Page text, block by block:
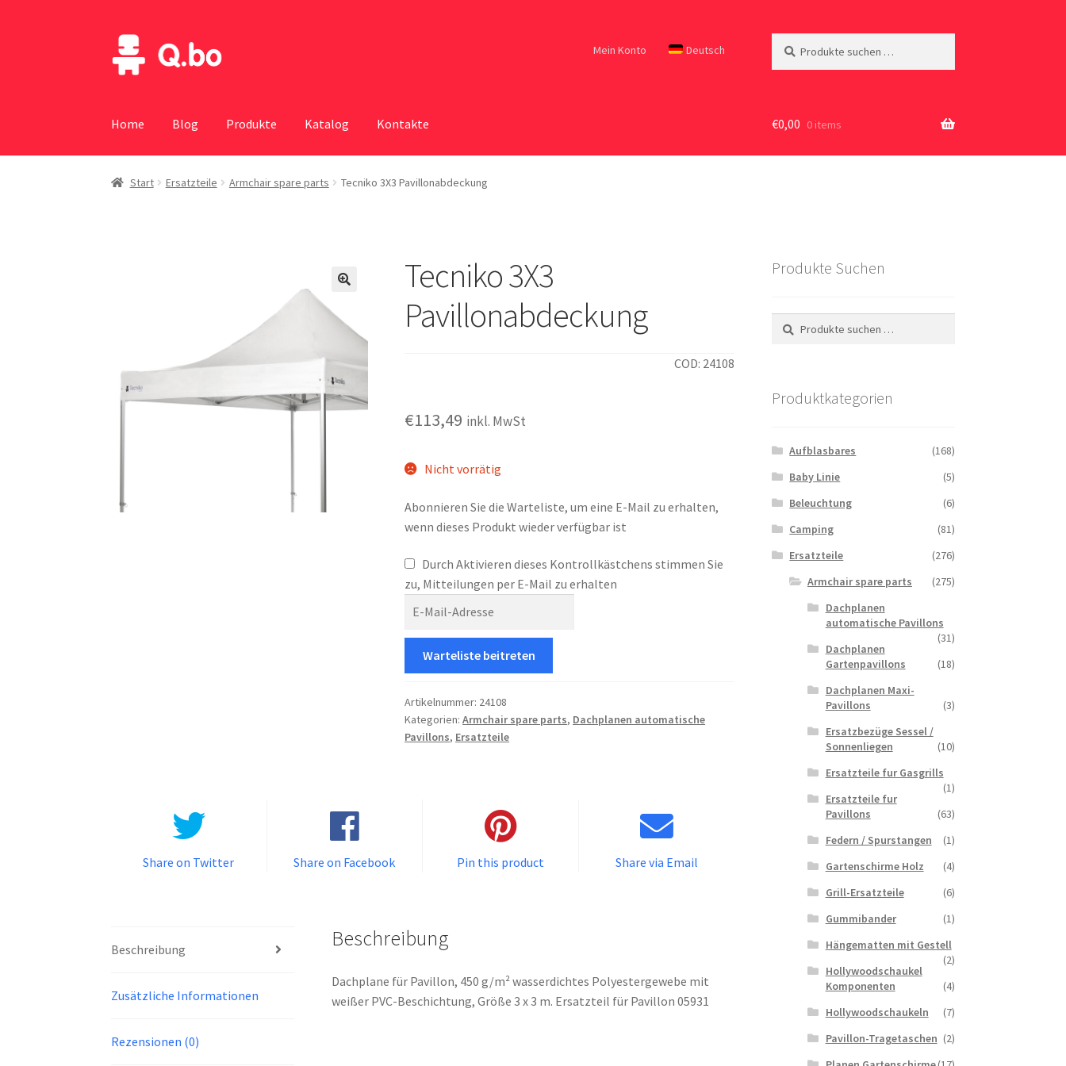
Skip
to
Skip
to
Mein Konto Deutsch
nach:
Home Blog Produkte Katalog Kontakte €0,00 0 items
Start Ersatzteile Armchair spare parts Tecniko 3X3 Pavillonabdeckung
Tecniko 3X3
Pavillonabdeckung
COD: 24108
€113,49 inkl. MwSt
Nicht vorrätig
Abonnieren Sie die Warteliste, um eine E-Mail zu erhalten,
wenn dieses Produkt wieder verfügbar ist
Durch Aktivieren dieses Kontrollkästchens stimmen Sie
zu, Mitteilungen per E-Mail zu erhalten
t
y
o
u
r
s
s
Warteliste beitreten
Artikelnummer: 24108
Kategorien:Armchair spare parts, Dachplanen automatische
Pavillons, Ersatzteile
Share on Twitter Share on Facebook Pin this product Share via Email
Beschreibung
Zusätzliche Informationen
Rezensionen (0)
Beschreibung
Dachplane für Pavillon, 450 g/m² wasserdichtes Polyestergewebe mit
weißer PVC-Beschichtung, Größe 3 x 3 m. Ersatzteil für Pavillon 05931
Produkte Suchen
Suchen
nach:
Suchen
Produktkategorien
Aufblasbares
(168)
Baby Linie
(5)
Beleuchtung
(6)
Camping
(81)
Ersatzteile
(276)
Armchair spare parts
(275)
Dachplanen
automatische Pavillons
(31)
Dachplanen
Gartenpavillons
(18)
Dachplanen Maxi-
Pavillons
(3)
Ersatzbezüge Sessel /
Sonnenliegen
(10)
Ersatzteile fur Gasgrills
(1)
Ersatzteile fur
Pavillons
(63)
Federn / Spurstangen
(1)
Gartenschirme Holz
(4)
Grill-Ersatzteile
(6)
Gummibander
(1)
Hängematten mit Gestell
(2)
Hollywoodschaukel
Komponenten
(4)
Hollywoodschaukeln
(7)
Pavillon-Tragetaschen (2)